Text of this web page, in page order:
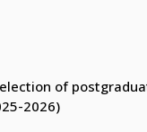
of
2026)